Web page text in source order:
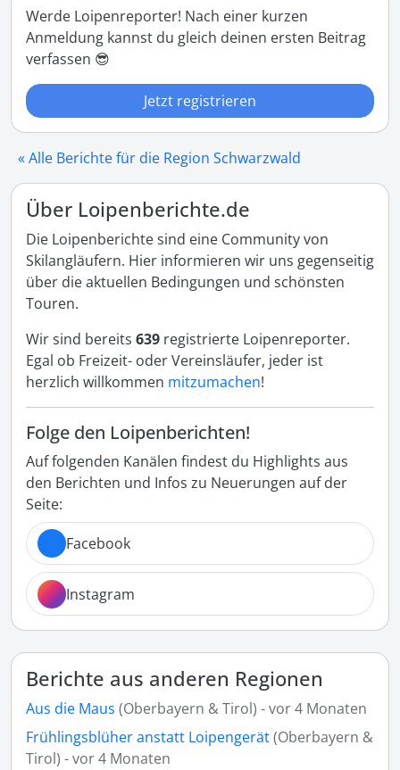
Werde Loipenreporter! Nach einer kurzen
Anmeldung kannst du gleich deinen ersten Beitrag
verfassen 😎
Jetzt registrieren
« Alle Berichte für die Region Schwarzwald
Über Loipenberichte.de
Die Loipenberichte sind eine Community von
Skilangläufern. Hier informieren wir uns gegenseitig
über die aktuellen Bedingungen und schönsten
Touren.
Wir sind bereits 639 registrierte Loipenreporter.
Egal ob Freizeit- oder Vereinsläufer, jeder ist
herzlich willkommen mitzumachen!
Folge den Loipenberichten!
Auf folgenden Kanälen findest du Highlights aus
den Berichten und Infos zu Neuerungen auf der
Seite:
Facebook
Instagram
Berichte aus anderen Regionen
Aus die Maus (Oberbayern & Tirol) - vor 4 Monaten
Frühlingsblüher anstatt Loipengerät(Oberbayern &
Tirol) - vor 4 Monaten